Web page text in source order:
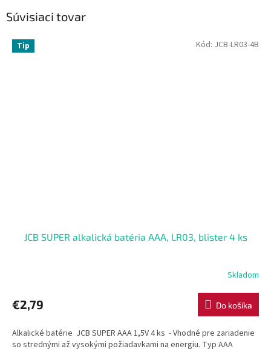
Súvisiaci tovar
Tip
JCB SUPER alkalická batéria AAA, LR03, blister 4 ks
Skladom
€2,79 Do košíka
Alkalické batérie JCB SUPER AAA 1,5V 4 ks - Vhodné pre zariadenie
so strednými až vysokými požiadavkami na energiu. Typ AAA
Kód: JCB-LR03-4B